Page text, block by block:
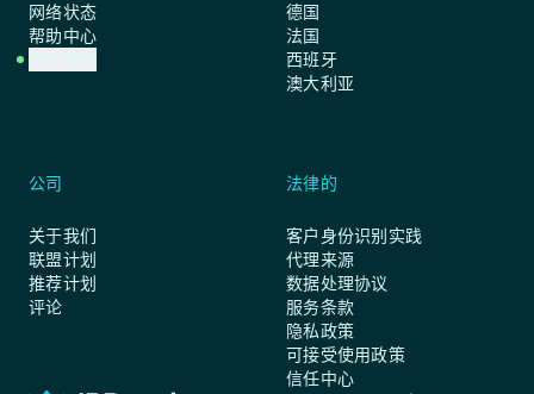
网络状态
帮助中心
德国
法国
西班牙
澳大利亚
公司
关于我们
联盟计划
推荐计划
评论
法律的
客户身份识别实践
代理来源
数据处理协议
服务条款
隐私政策
可接受使用政策
信任中心